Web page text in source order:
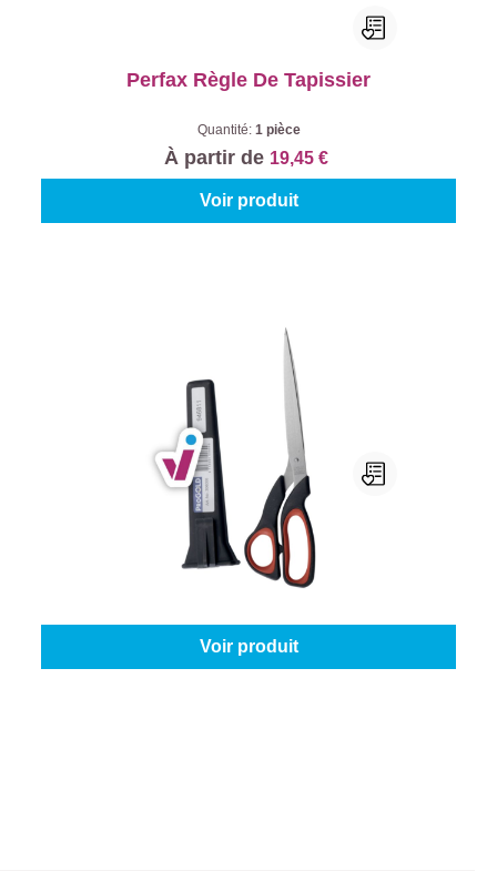
Perfax Règle De Tapissier
Quantité: 1 pièce
À partir de 19,45 €
Voir produit
Progold - Ciseaux De Tapissier
Quantité:1 pièce
Voir produit